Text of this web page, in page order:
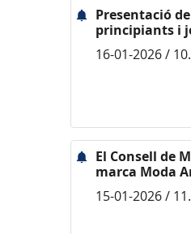
Presentació
principiants i
16-01-2026 /
El Consell de
marca Moda
15-01-2026 /